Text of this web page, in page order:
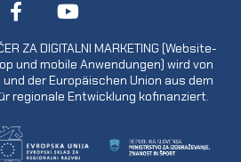
ZA DIGITALNI MARKETING (Website-
und mobile Anwendungen) wird von
der Europäischen Union aus dem
regionale Entwicklung kofinanziert.